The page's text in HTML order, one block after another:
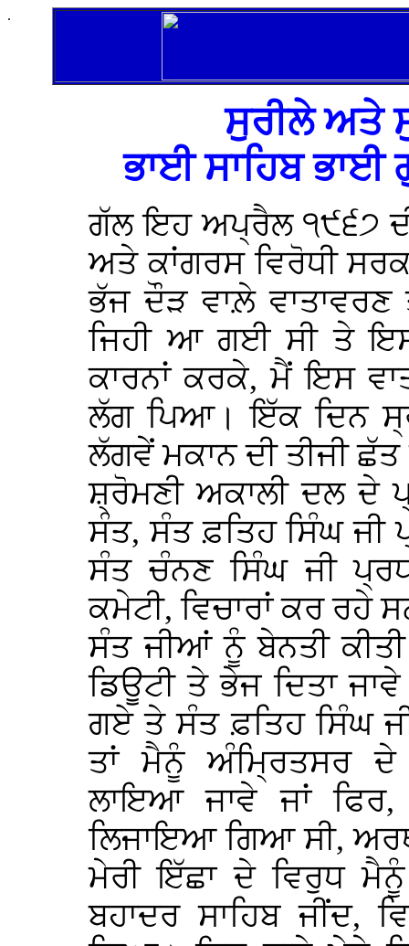
.
ਸੁਰੀਲੇ ਅਤੇ
ਭਾਈ ਸਾਹਿਬ ਭਾਈ
ਗੱਲ ਇਹ ਅਪ੍ਰੈਲ ੧੯੬੭
ਅਤੇ ਕਾਂਗਰਸ ਵਿਰੋਧੀ
ਭੱਜ ਦੌੜ ਵਾਲ਼ੇ
ਜਿਹੀ ਆ ਗਈ ਸੀ ਤੇ
ਕਾਰਨਾਂ ਕਰਕੇ, ਮੈਂ ਇਸ
ਲੱਗ ਪਿਆ। ਇੱਕ ਦਿਨ
ਲੱਗਵੇਂ ਮਕਾਨ ਦੀ ਤੀਜੀ
ਸ਼੍ਰੋਮਣੀ ਅਕਾਲੀ ਦਲ ਦੇ
ਸੰਤ, ਸੰਤ ਫ਼ਤਿਹ ਸਿੰਘ ਜੀ
ਸੰਤ ਚੰਨਣ ਸਿੰਘ ਜੀ
ਕਮੇਟੀ, ਵਿਚਾਰਾਂ ਕਰ ਰਹੇ
ਸੰਤ ਜੀਆਂ ਨੂੰ ਬੇਨਤੀ ਕੀਤੀ
ਡਿਊਟੀ ਤੇ ਭੇਜ ਦਿਤਾ
ਗਏ ਤੇ ਸੰਤ ਫ਼ਤਿਹ ਸਿੰਘ
ਤਾਂ ਮੈਨੂੰ ਅੰਮ੍ਰਿਤਸਰ ਦੇ
ਲਾਇਆ ਜਾਵੇ ਜਾਂ
ਲਿਜਾਇਆ ਗਿਆ ਸੀ,
ਮੇਰੀ ਇੱਛਾ ਦੇ ਵਿਰੁਧ
ਬਹਾਦਰ ਸਾਹਿਬ ਜੀਂਦ,